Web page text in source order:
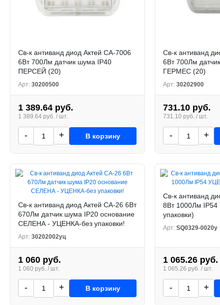
Св-к антиванд диод Актей СА-7006
6Вт 700Лм датчик шума IP40
ПЕРСЕЙ (20)
Арт: 30200500
1 389.64 руб.
1 389.64 руб. / шт.
- + В корзину
Св-к антиванд
6Вт 700Лм
ГЕРМЕС (20)
Арт: 30202900
731.10 руб.
731.10 руб. / шт.
- +
Св-к антиванд диод Актей СА-26 6Вт
670Лм датчик шума IP20 основание
СЕЛЕНА - УЦЕНКА-без упаковки!
Арт: 30202002уц
1 060 руб.
1 060 руб. / шт.
- + В корзину
Св-к антиванд
8Вт 1000Лм
упаковки)
Арт: SQ0329-0020у
1 065.26 руб.
1 065.26 руб. / шт.
- +